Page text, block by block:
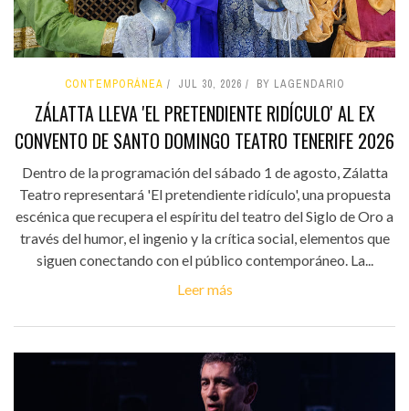
CONTEMPORÁNEA JUL 30, 2026 BY LAGENDARIO
ZÁLATTA LLEVA 'EL PRETENDIENTE RIDÍCULO' AL EX
CONVENTO DE SANTO DOMINGO TEATRO TENERIFE 2026
Dentro de la programación del sábado 1 de agosto, Zálatta
Teatro representará 'El pretendiente ridículo', una propuesta
escénica que recupera el espíritu del teatro del Siglo de Oro a
través del humor, el ingenio y la crítica social, elementos que
siguen conectando con el público contemporáneo. La...
Leer más